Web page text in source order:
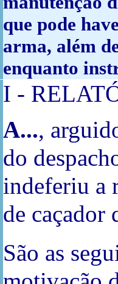
que pode
arma, além
enquanto
I -
A...,
do
indeferiu a
de caçador
São as